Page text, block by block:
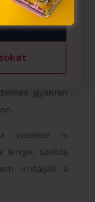
A népi
a tejes
is lehet
gyakran
viselése is
szellős
irritálják a